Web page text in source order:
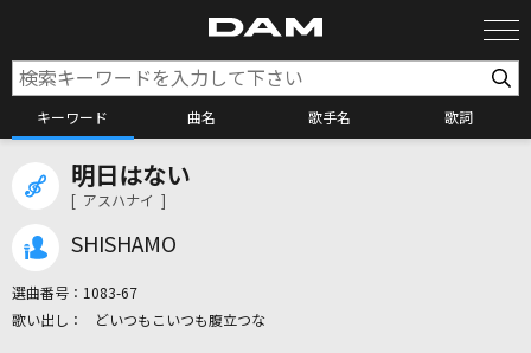
キーワード 曲名 歌手名 歌詞
明日はない
[ アスハナイ ]
SHISHAMO
選曲番号： 1083-67
どいつもこいつも腹立つな